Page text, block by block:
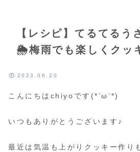
【レシピ】てるてるう
🌦梅雨でも楽しくクッ
2023.06.20
こんにちはchiyoです(*’ω’*)
いつもありがとうございます♪
最近は気温も上がりクッキー作り